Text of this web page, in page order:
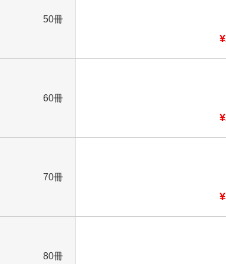
50冊
60冊
70冊
80冊